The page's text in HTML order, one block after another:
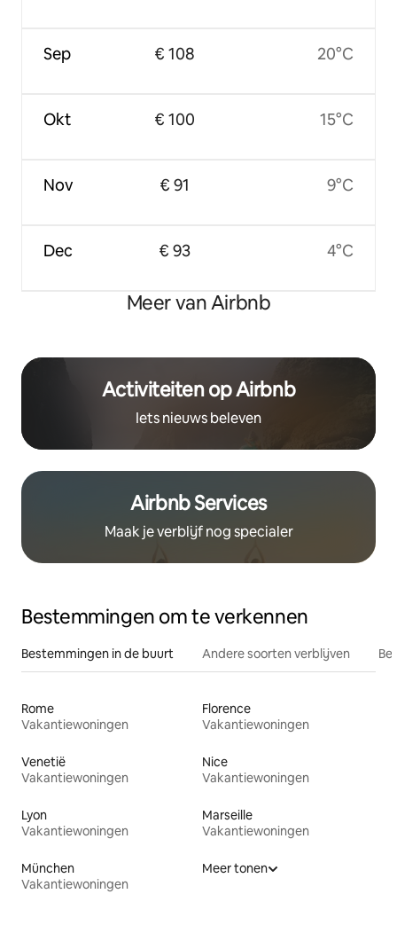
Sep
Okt
Nov
Dec
€ 108
€ 100
€ 91
€ 93
20°C
15°C
9°C
4°C
Meer van Airbnb
Activiteiten op Airbnb
Iets nieuws beleven
Airbnb Services
Maak je verblijf nog specialer
Bestemmingen om te verkennen
Bestemmingen in de buurt Andere soorten verblijven
Rome
Vakantiewoningen
Florence
Vakantiewoningen
Venetië
Vakantiewoningen
Nice
Vakantiewoningen
Lyon
Vakantiewoningen
Marseille
Vakantiewoningen
München
Vakantiewoningen
Meer tonen